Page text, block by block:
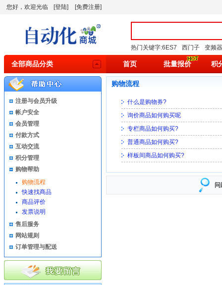
您好，欢迎光临 [登陆] [免费注册]
热门关键字:6ES7 西门子 变频器
全部商品分类 首页 批量报价 积
注册与会员升级
帐户安全
会员管理
付款方式
互动交流
积分管理
购物帮助
购物流程
快速找商品
商品评价
发票说明
售后服务
网站规则
订单管理与配送
购物流程
什么是购物券?
询价商品如何购买呢
专栏商品如何购买?
普通商品如何购买?
样板间商品如何购买?
问